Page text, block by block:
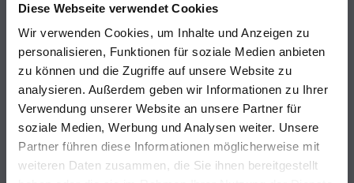
Diese Webseite verwendet Cookies
Wir verwenden Cookies, um Inhalte und Anzeigen zu
personalisieren, Funktionen für soziale Medien anbieten
zu können und die Zugriffe auf unsere Website zu
analysieren. Außerdem geben wir Informationen zu Ihrer
Verwendung unserer Website an unsere Partner für
soziale Medien, Werbung und Analysen weiter. Unsere
Partner führen diese Informationen möglicherweise mit
weiteren Daten zusammen, die Sie ihnen bereitgestellt
Farbe
WDVS-Systeme
Trockenbau
Putze & Spachtelmassen
Bodenbeläge
Wand- & Deckenbeläge
Werkzeug & Maschinen
Verbrauchmaterialien